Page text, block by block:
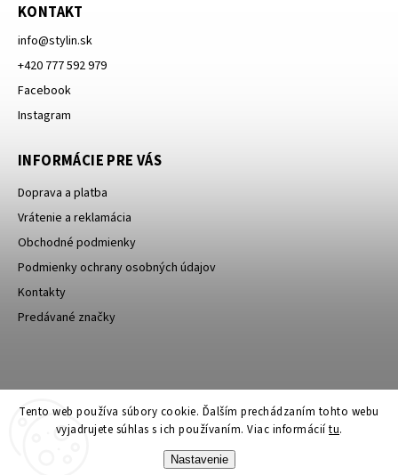
Tento web používa súbory cookie. Ďalším prechádzaním tohto webu
vyjadrujete súhlas s ich používaním. Viac informáciítu.
Nastavenie
KONTAKT
info@stylin.sk
+420 777 592 979
Facebook
Instagram
INFORMÁCIE PRE VÁS
Doprava a platba
Vrátenie a reklamácia
Obchodné podmienky
Podmienky ochrany osobných údajov
Kontakty
Predávané značky
Bagin.cz